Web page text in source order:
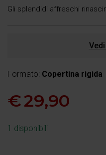
Gli splendidi affreschi
Formato: Copertina rigida
€29,90
1 disponibili